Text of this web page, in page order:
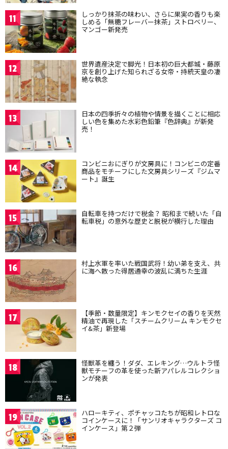
11 しっかり抹茶の味わい、さらに果実の香りも楽
しめる「無糖フレーバー抹茶」ストロベリー、
マンゴー新発売
12 世界遺産決定で脚光！日本初の巨大都城・藤原
京を創り上げた知られざる女帝・持統天皇の凄
絶な執念
13 日本の四季折々の植物や情景を描くことに相応
しい色を集めた水彩色鉛筆『色辞典』が新発
売！
14 コンビニおにぎりが文房具に！コンビニの定番
商品をモチーフにした文房具シリーズ『ジムマ
ート』誕生
15 自転車を持つだけで税金？ 昭和まで続いた「自
転車税」の意外な歴史と脱税が横行した理由
16 村上水軍を率いた戦国武将！幼い弟を支え、共
に海へ散った得居通幸の波乱に満ちた生涯
17 【季節・数量限定】キンモクセイの香りを天然
精油で再現した「スチームクリーム キンモクセ
イ&茶」新登場
18 怪獣革を纏う！ダダ、エレキング…ウルトラ怪
獣モチーフの革を使った新アパレルコレクショ
ンが発表
19 ハローキティ、ポチャッコたちが昭和レトロな
コインケースに！「サンリオキャラクターズ コ
インケース」第２弾